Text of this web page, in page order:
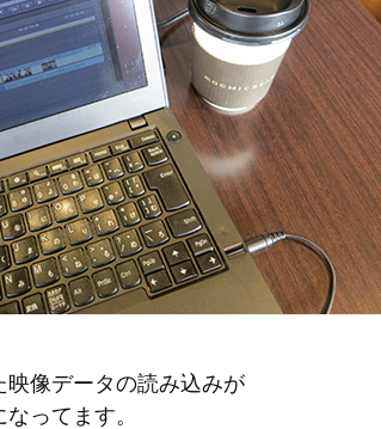
映像データの読み込みが
ってます。